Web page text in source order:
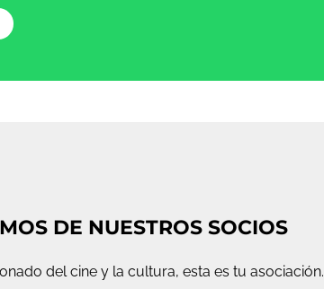
DE NUESTROS SOCIOS
del cine y la cultura, esta es tu asociación.